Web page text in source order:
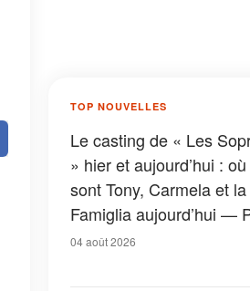
TOP NOUVELLES
Le casting de « Les
» hier et aujourd’hui :
sont Tony, Carmela et la
Famiglia aujourd’hui —
04 août 2026